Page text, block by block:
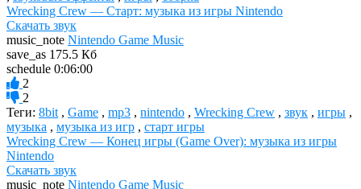
Wrecking Crew — Старт: музыка из игры Nintendo
Скачать звук
music_note Nintendo Game Music
save_as 175.5 Кб
schedule 0:06:00
2
2
Теги: 8bit , Game , mp3 , nintendo , Wrecking Crew , звук , игры ,
музыка , музыка из игр , старт игры
Wrecking Crew — Конец игры (Game Over): музыка из игры
Nintendo
Скачать звук
music_note Nintendo Game Music